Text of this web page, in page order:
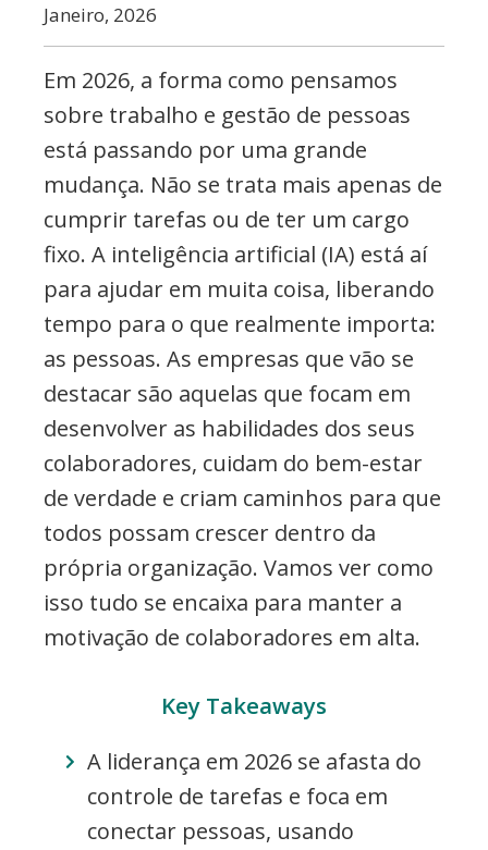
Forex
Janeiro, 2026
Em 2026, a forma como pensamos
sobre trabalho e gestão de pessoas
está passando por uma grande
mudança. Não se trata mais apenas de
cumprir tarefas ou de ter um cargo
fixo. A inteligência artificial (IA) está aí
para ajudar em muita coisa, liberando
tempo para o que realmente importa:
as pessoas. As empresas que vão se
destacar são aquelas que focam em
desenvolver as habilidades dos seus
colaboradores, cuidam do bem-estar
de verdade e criam caminhos para que
todos possam crescer dentro da
própria organização. Vamos ver como
isso tudo se encaixa para manter a
motivação de colaboradores em alta.
Key Takeaways
A liderança em 2026 se afasta do
controle de tarefas e foca em
conectar pessoas, usando